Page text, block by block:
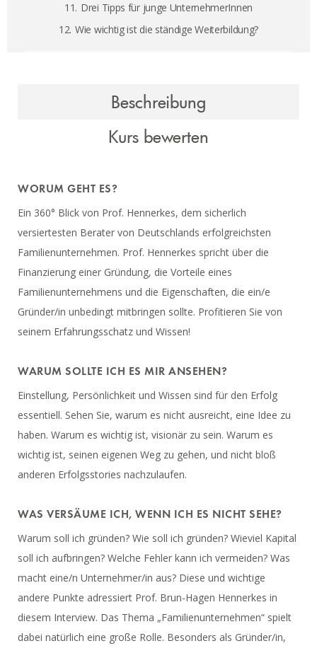
11. Drei Tipps für junge UnternehmerInnen
12. Wie wichtig ist die ständige Weiterbildung?
Beschreibung
Kurs bewerten
WORUM GEHT ES?
Ein 360° Blick von Prof. Hennerkes, dem sicherlich
versiertesten Berater von Deutschlands erfolgreichsten
Familienunternehmen. Prof. Hennerkes spricht über die
Finanzierung einer Gründung, die Vorteile eines
Familienunternehmens und die Eigenschaften, die ein/e
Gründer/in unbedingt mitbringen sollte. Profitieren Sie von
seinem Erfahrungsschatz und Wissen!
WARUM SOLLTE ICH ES MIR ANSEHEN?
Einstellung, Persönlichkeit und Wissen sind für den Erfolg
essentiell. Sehen Sie, warum es nicht ausreicht, eine Idee zu
haben. Warum es wichtig ist, visionär zu sein. Warum es
wichtig ist, seinen eigenen Weg zu gehen, und nicht bloß
anderen Erfolgsstories nachzulaufen.
WAS VERSÄUME ICH, WENN ICH ES NICHT SEHE?
Warum soll ich gründen? Wie soll ich gründen? Wieviel Kapital
soll ich aufbringen? Welche Fehler kann ich vermeiden? Was
macht eine/n Unternehmer/in aus? Diese und wichtige
andere Punkte adressiert Prof. Brun-Hagen Hennerkes in
diesem Interview. Das Thema „Familienunternehmen“ spielt
dabei natürlich eine große Rolle. Besonders als Gründer/in,